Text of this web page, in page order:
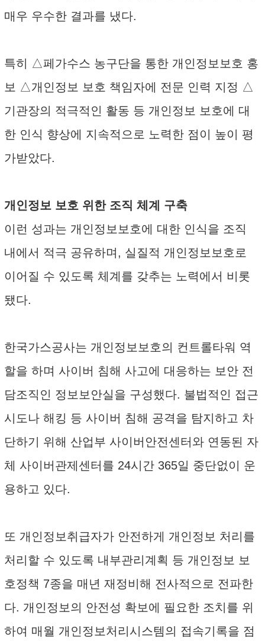
매우 우수한 결과를 냈다.
특히 △페가수스 농구단을 통한 개인정보보호 홍
보 △개인정보 보호 책임자에 전문 인력 지정 △
기관장의 적극적인 활동 등 개인정보 보호에 대
한 인식 향상에 지속적으로 노력한 점이 높이 평
가받았다.
개인정보 보호 위한 조직 체계 구축
이런 성과는 개인정보보호에 대한 인식을 조직
내에서 적극 공유하며, 실질적 개인정보보호로
이어질 수 있도록 체계를 갖추는 노력에서 비롯
됐다.
한국가스공사는 개인정보보호의 컨트롤타워 역
할을 하며 사이버 침해 사고에 대응하는 보안 전
담조직인 정보보안실을 구성했다. 불법적인 접근
시도나 해킹 등 사이버 침해 공격을 탐지하고 차
단하기 위해 산업부 사이버안전센터와 연동된 자
체 사이버관제센터를 24시간 365일 중단없이 운
용하고 있다.
또 개인정보취급자가 안전하게 개인정보 처리를
처리할 수 있도록 내부관리계획 등 개인정보 보
호정책 7종을 매년 재정비해 전사적으로 전파한
다. 개인정보의 안전성 확보에 필요한 조치를 위
하여 매월 개인정보처리시스템의 접속기록을 점